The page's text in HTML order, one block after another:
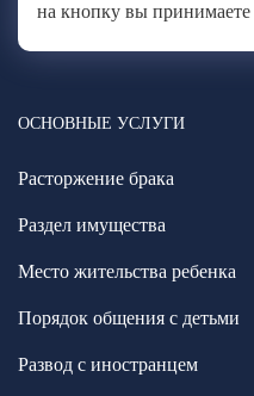
на кнопку вы принимаете
ОСНОВНЫЕ УСЛУГИ
Расторжение брака
Раздел имущества
Место жительства ребенка
Порядок общения с детьми
Развод с иностранцем